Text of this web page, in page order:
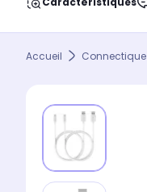
Accueil Connectique